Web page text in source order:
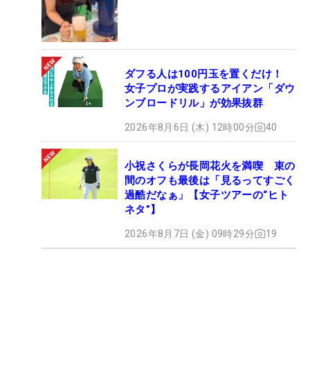
ダフる人は100円玉を置くだけ！
女子プロが実践するアイアン「ダウ
ンブロードリル」が効果抜群
2026年8月6日 (木) 12時00分 40
小祝さくらが長岡花火を満喫 束の
間のオフも最後は「見るってすごく
過酷だなぁ」【女子ツアーの“ヒト
ネタ”】
2026年8月7日 (金) 09時29分 19